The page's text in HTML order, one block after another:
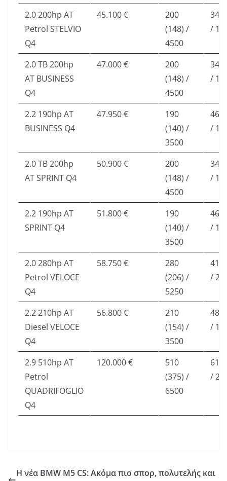
2.0 200hp AT
Petrol STELVIO
Q4
45.100 €
200
(148) /
4500
34
/
2.0 TB 200hp
AT BUSINESS
Q4
47.000 €
200
(148) /
4500
34
/
2.2 190hp AT
BUSINESS Q4
47.950 €
190
(140) /
3500
46
/
2.0 TB 200hp
AT SPRINT Q4
50.900 €
200
(148) /
4500
34
/
2.2 190hp AT
SPRINT Q4
51.800 €
190
(140) /
3500
46
/
2.0 280hp AT
Petrol VELOCE
Q4
58.750 €
280
(206) /
5250
41
/
2.2 210hp AT
Diesel VELOCE
Q4
56.800 €
210
(154) /
3500
48
/
2.9 510hp AT
Petrol
QUADRIFOGLIO
Q4
120.000 €
510
(375) /
6500
61
/
Η νέα BMW M5 CS: Ακόμα πιο σπορ, πολυτελής και